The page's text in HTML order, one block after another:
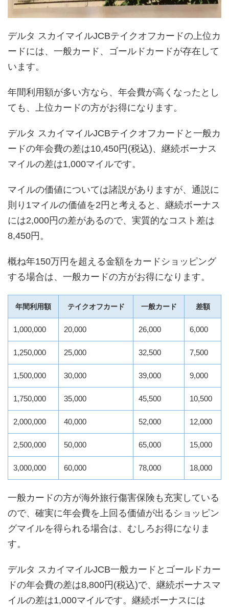
デルタ スカイマイルJCBテイクオフカードの上位カ
ードには、一般カード、ゴールドカードが存在して
います。
年間利用額が多い方なら、年会費が高くなったとし
ても、上位カードの方がお得になります。
デルタ スカイマイルJCBテイクオフカードと一般カ
ードの年会費の差は10,450円(税込)、継続ボーナス
マイルの差は1,000マイルです。
マイルの価値については諸説がありますが、通説に
則り1マイルの価値を2円と考えると、継続ボーナス
には2,000円の差があるので、実質的なコスト差は
8,450円。
概ね年150万円を超える金額をカードショッピング
する場合は、一般カードの方がお得になります。
年間利用額 テイクオフカード 一般カード 差額
1,000,000 20,000 26,000 6,000
1,250,000 25,000 32,500 7,500
1,500,000 30,000 39,000 9,000
1,750,000 35,000 45,500 10,500
2,000,000 40,000 52,000 12,000
2,500,000 50,000 65,000 15,000
3,000,000 60,000 78,000 18,000
一般カードの方が海外旅行傷害保険も充実している
ので、確実に年会費を上回る価値が出るショッピン
グマイルを得られる場合は、むしろお得になりま
す。
デルタ スカイマイルJCB一般カードとゴールドカー
ドの年会費の差は8,800円(税込)で、継続ボーナスマ
イルの差は1,000マイルです。継続ボーナスには